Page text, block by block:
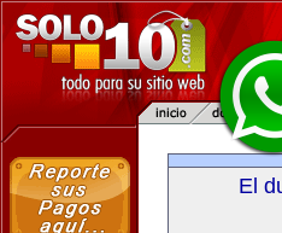
El